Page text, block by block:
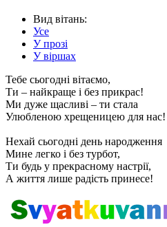
Вид вітань:
Усе
У прозі
У віршах
Тебе сьогодні вітаємо,
Ти – найкраще і без прикрас!
Ми дуже щасливі – ти стала
Улюбленою хрещеницею для нас!
Нехай сьогодні день народження
Мине легко і без турбот,
Ти будь у прекрасному настрії,
А життя лише радість принесе!